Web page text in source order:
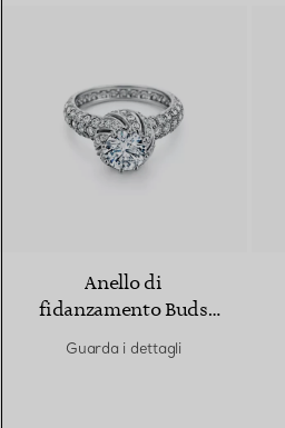
Anello di
fidanzamento Buds
Tiffany & Co.
Schlumberger Taglio
Guarda i dettagli